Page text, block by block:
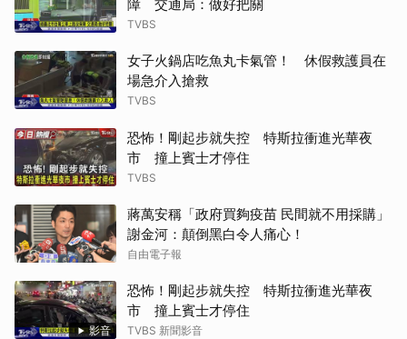
障 交通局：做好把關
TVBS
女子火鍋店吃魚丸卡氣管！ 休假救護員在
場急介入搶救
TVBS
恐怖！剛起步就失控 特斯拉衝進光華夜
市 撞上賓士才停住
TVBS
蔣萬安稱「政府買夠疫苗 民間就不用採購」
謝金河：顛倒黑白令人痛心！
自由電子報
影音
恐怖！剛起步就失控 特斯拉衝進光華夜
市 撞上賓士才停住
TVBS 新聞影音